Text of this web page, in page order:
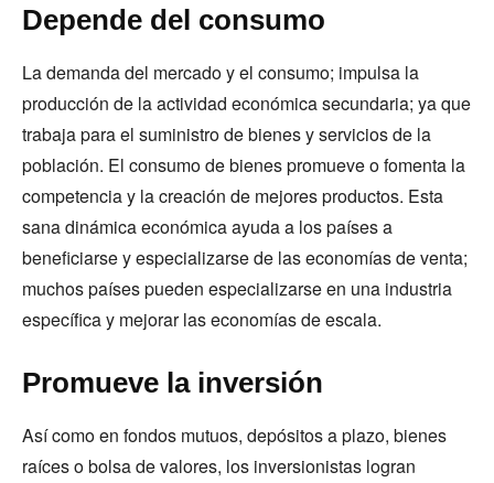
Depende del consumo
La demanda del mercado y el consumo; impulsa la
producción de la actividad económica secundaria; ya que
trabaja para el suministro de bienes y servicios de la
población. El consumo de bienes promueve o fomenta la
competencia y la creación de mejores productos. Esta
sana dinámica económica ayuda a los países a
beneficiarse y especializarse de las economías de venta;
muchos países pueden especializarse en una industria
específica y mejorar las economías de escala.
Promueve la inversión
Así como en fondos mutuos, depósitos a plazo, bienes
raíces o bolsa de valores, los inversionistas logran